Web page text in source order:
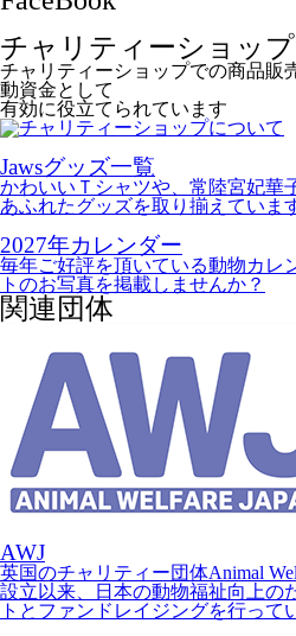
チャリティーショップ
チャリティーショップでの商品販
動資金として
有効に役立てられています
Jawsグッズ一覧
かわいいＴシャツや、常陸宮妃華
あふれたグッズを取り揃えていま
2027年カレンダー
毎年ご好評を頂いている動物カレ
トのお写真を掲載しませんか？
関連団体
AWJ
英国のチャリティー団体Animal
設立以来、日本の動物福祉向上の
トとファンドレイジングを行って